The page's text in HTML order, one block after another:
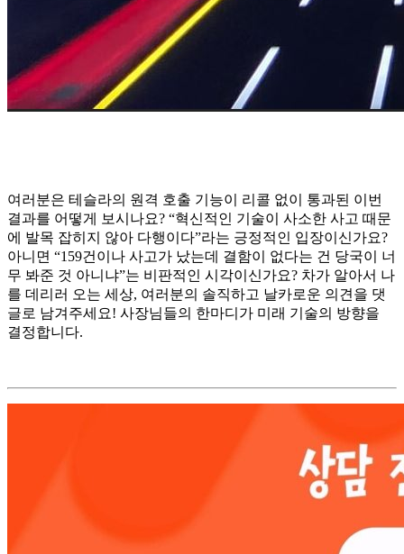
여러분은 테슬라의 원격 호출 기능이 리콜 없이 통과된 이번
결과를 어떻게 보시나요? “혁신적인 기술이 사소한 사고 때문
에 발목 잡히지 않아 다행이다”라는 긍정적인 입장이신가요?
아니면 “159건이나 사고가 났는데 결함이 없다는 건 당국이 너
무 봐준 것 아니냐”는 비판적인 시각이신가요? 차가 알아서 나
를 데리러 오는 세상, 여러분의 솔직하고 날카로운 의견을 댓
글로 남겨주세요! 사장님들의 한마디가 미래 기술의 방향을
결정합니다.